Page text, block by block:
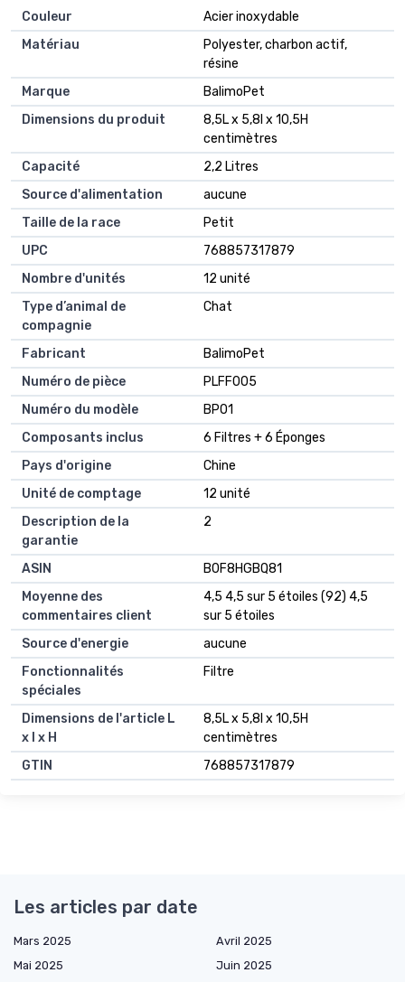
Couleur
Acier inoxydable
Matériau
Polyester, charbon actif,
résine
Marque
BalimoPet
Dimensions du produit
8,5L x 5,8l x 10,5H
centimètres
Capacité
2,2 Litres
Source d'alimentation
aucune
Taille de la race
Petit
UPC
768857317879
Nombre d'unités
12 unité
Type d’animal de
compagnie
Chat
Fabricant
BalimoPet
Numéro de pièce
PLFF005
Numéro du modèle
BP01
Composants inclus
6 Filtres + 6 Éponges
Pays d'origine
Chine
Unité de comptage
12 unité
Description de la
garantie
2
ASIN
B0F8HGBQ81
Moyenne des
commentaires client
4,5 4,5 sur 5 étoiles (92) 4,5
sur 5 étoiles
Source d'energie
aucune
Fonctionnalités
spéciales
Filtre
Dimensions de l'article L
x l x H
8,5L x 5,8l x 10,5H
centimètres
GTIN
768857317879
Les articles par date
Mars 2025
Avril 2025
Mai 2025
Juin 2025